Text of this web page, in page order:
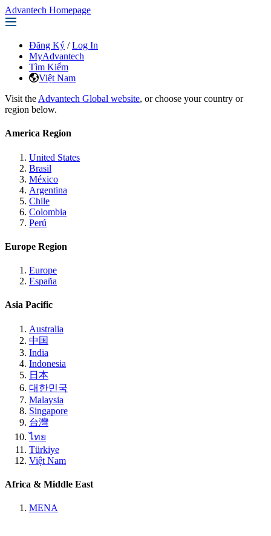
Advantech Homepage
Đăng Ký / Log In
MyAdvantech
Tìm Kiếm
Việt Nam
Visit the Advantech Global website, or choose your country or
region below.
America Region
United States
Brasil
México
Argentina
Chile
Colombia
Perú
Europe Region
Europe
España
Asia Pacific
Australia
中国
India
Indonesia
日本
대한민국
Malaysia
Singapore
台灣
ไทย
Türkiye
Việt Nam
Africa & Middle East
MENA